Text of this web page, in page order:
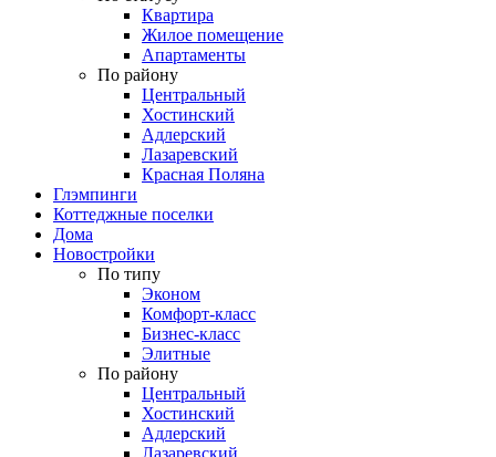
Квартира
Жилое помещение
Апартаменты
По району
Центральный
Хостинский
Адлерский
Лазаревский
Красная Поляна
Глэмпинги
Коттеджные поселки
Дома
Новостройки
По типу
Эконом
Комфорт-класс
Бизнес-класс
Элитные
По району
Центральный
Хостинский
Адлерский
Лазаревский